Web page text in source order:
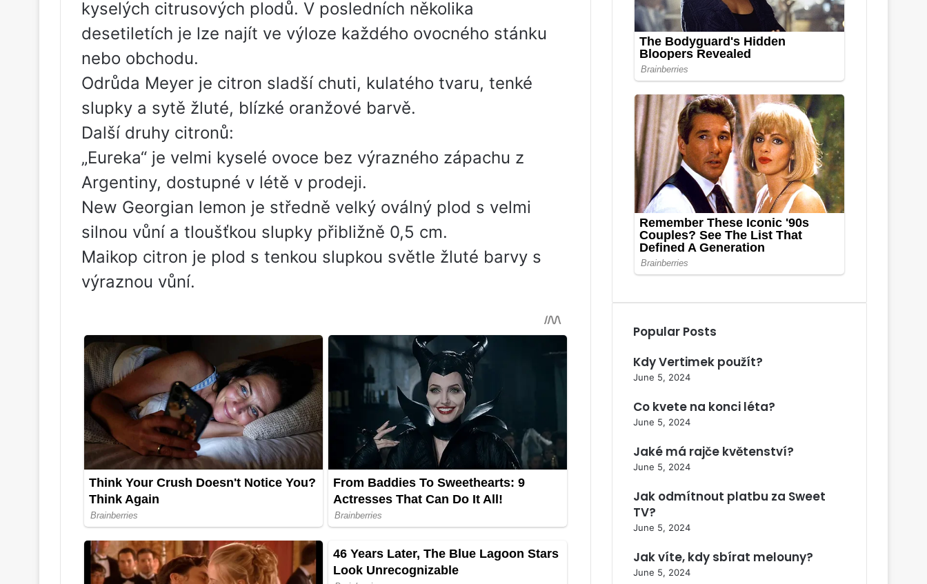
kyselých citrusových plodů. V posledních několika
desetiletích je lze najít ve výloze každého ovocného stánku
nebo obchodu.
Odrůda Meyer je citron sladší chuti, kulatého tvaru, tenké
slupky a sytě žluté, blízké oranžové barvě.
Další druhy citronů:
„Eureka“ je velmi kyselé ovoce bez výrazného zápachu z
Argentiny, dostupné v létě v prodeji.
New Georgian lemon je středně velký oválný plod s velmi
silnou vůní a tloušťkou slupky přibližně 0,5 cm.
Maikop citron je plod s tenkou slupkou světle žluté barvy s
výraznou vůní.
Popular Posts
Kdy Vertimek použít?
June 5, 2024
Co kvete na konci léta?
June 5, 2024
Jaké má rajče květenství?
June 5, 2024
Jak odmítnout platbu za Sweet
TV?
June 5, 2024
Jak víte, kdy sbírat melouny?
June 5, 2024